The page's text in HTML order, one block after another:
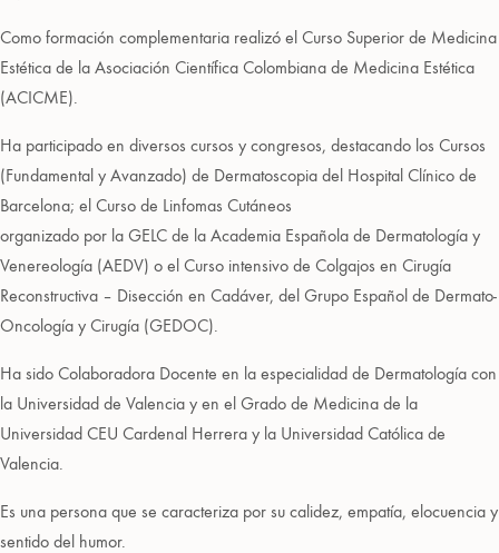
Como formación complementaria realizó el Curso Superior de Medicina
Estética de la Asociación Científica Colombiana de Medicina Estética
(ACICME).
Ha participado en diversos cursos y congresos, destacando los Cursos
(Fundamental y Avanzado) de Dermatoscopia del Hospital Clínico de
Barcelona; el Curso de Linfomas Cutáneos
organizado por la GELC de la Academia Española de Dermatología y
Venereología (AEDV) o el Curso intensivo de Colgajos en Cirugía
Reconstructiva – Disección en Cadáver, del Grupo Español de Dermato-
Oncología y Cirugía (GEDOC).
Ha sido Colaboradora Docente en la especialidad de Dermatología con
la Universidad de Valencia y en el Grado de Medicina de la
Universidad CEU Cardenal Herrera y la Universidad Católica de
Valencia.
Es una persona que se caracteriza por su calidez, empatía, elocuencia y
sentido del humor.